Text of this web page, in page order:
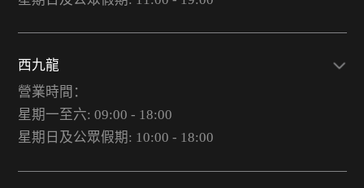
西九龍
營業時間：
星期一至六: 09:00 - 18:00
星期日及公眾假期: 10:00 - 18:00